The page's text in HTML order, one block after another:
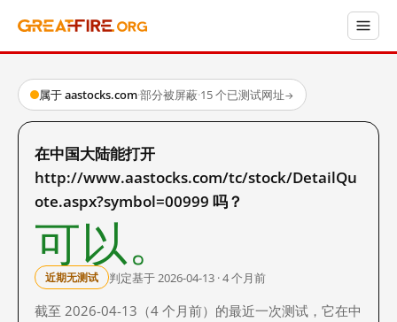
属于 aastocks.com·部分被屏蔽·15 个已测试网址→
在中国大陆能打开
http://www.aastocks.com/tc/stock/DetailQu
ote.aspx?symbol=00999 吗？
可以。
近期无测试 判定基于 2026-04-13 · 4 个月前
截至 2026-04-13（4 个月前）的最近一次测试，它在中